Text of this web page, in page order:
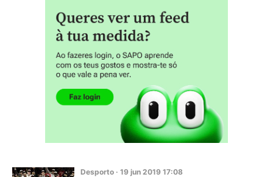
Desporto · 19 jun 2019 17:08